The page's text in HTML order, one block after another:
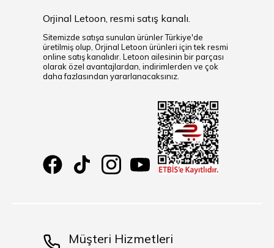
Orjinal Letoon, resmi satış kanalı.
Sitemizde satışa sunulan ürünler Türkiye'de
üretilmiş olup, Orjinal Letoon ürünleri için tek resmi
online satış kanalıdır. Letoon ailesinin bir parçası
olarak özel avantajlardan, indirimlerden ve çok
daha fazlasından yararlanacaksınız.
Müşteri Hizmetleri